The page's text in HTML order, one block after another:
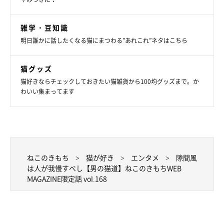
雑学・豆知識
明日誰かに話したくなる猫にまつわる”あれこれ”ネタはこちら
猫グッズ
猫好きならチェックしておきたい猫雑貨から100均グッズまで。か
わいい集まってます
ねこのきもち 猫が好き エンタメ
隙間風
は人が我慢すべし【男の猫道】ねこのきもちWEB
MAGAZINE限定話 vol.168